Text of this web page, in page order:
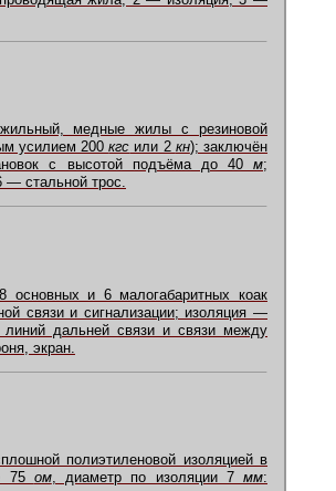
медные жилы с резиновой
усилием 200кгс или 2 кн); заключён
с высотой подъёма до 40 м;
стальной трос.
основных и 6 малогабаритных коак
связи и сигнализации; изоляция —
линий дальней связи и связи между
экран.
полиэтиленовой изоляцией в
75 ом, диаметр по изоляции 7 мм: